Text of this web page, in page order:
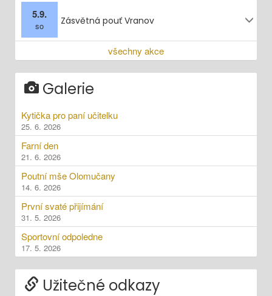
5.9.
so Zásvětná pouť Vranov
všechny akce
Galerie
Kytička pro paní učitelku
25. 6. 2026
Farní den
21. 6. 2026
Poutní mše Olomučany
14. 6. 2026
První svaté přijímání
31. 5. 2026
Sportovní odpoledne
17. 5. 2026
Užitečné odkazy